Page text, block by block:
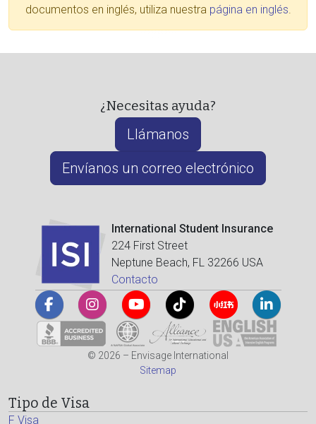
documentos en inglés, utiliza nuestra página en inglés.
¿Necesitas ayuda?
Llámanos
Envíanos un correo electrónico
International Student Insurance
224 First Street
Neptune Beach, FL 32266 USA
Contacto
© 2026 – Envisage International
Sitemap
Tipo de Visa
F Visa